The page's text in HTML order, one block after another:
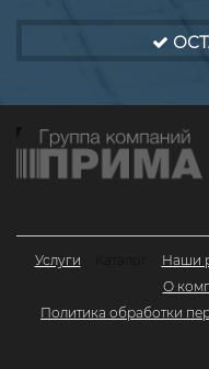
Услуги Наши
О
Политика обработки